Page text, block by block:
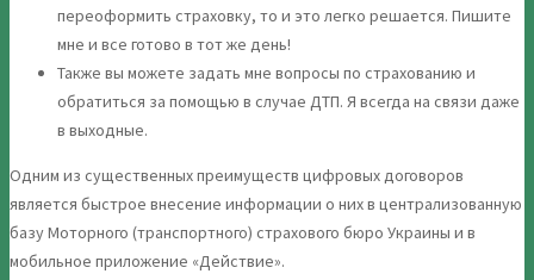
переоформить страховку, то и это легко решается. Пишите
мне и все готово в тот же день!
Также вы можете задать мне вопросы по страхованию и
обратиться за помощью в случае ДТП. Я всегда на связи даже
в выходные.
Одним из существенных преимуществ цифровых договоров
является быстрое внесение информации о них в централизованную
базу Моторного (транспортного) страхового бюро Украины и в
мобильное приложение «Действие».